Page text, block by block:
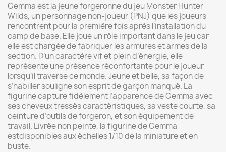
Gemma est la jeune forgeronne du jeu Monster Hunter
Wilds, un personnage non-joueur (PNJ) que les joueurs
rencontrent pour la première fois après l’installation du
camp de base. Elle joue un rôle important dans le jeu car
elle est chargée de fabriquer les armures et armes de la
section. D’un caractère vif et plein d’énergie, elle
représente une présence réconfortante pour le joueur
lorsqu’il traverse ce monde. Jeune et belle, sa façon de
s’habiller souligne son esprit de garçon manqué. La
figurine capture fidèlement l’apparence de Gemma avec
ses cheveux tressés caractéristiques, sa veste courte, sa
ceinture d’outils de forgeron, et son équipement de
travail. Livrée non peinte, la figurine de Gemma
estdisponibles aux échelles 1/10 de la miniature et en
buste.